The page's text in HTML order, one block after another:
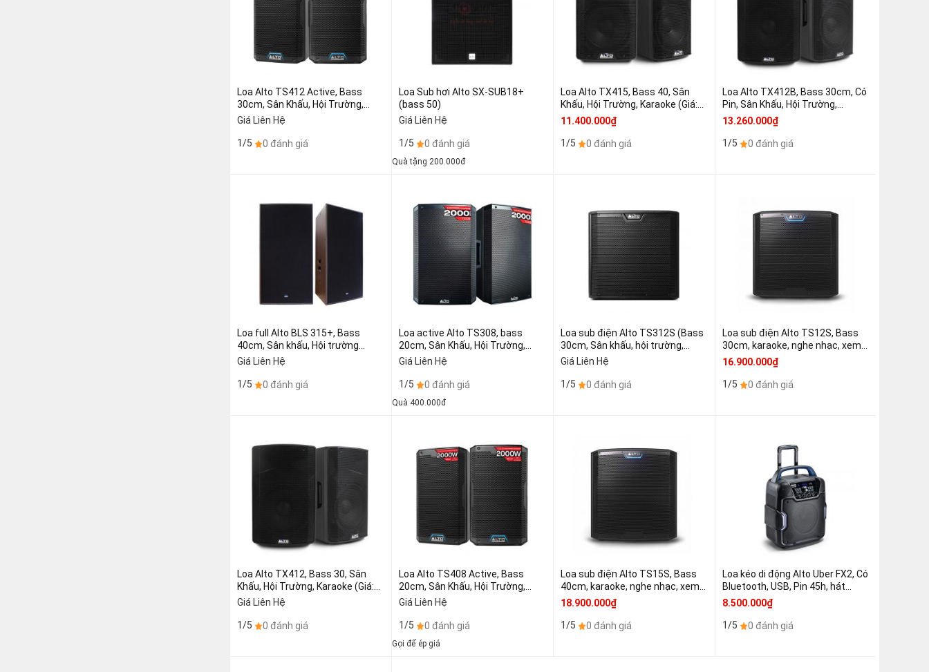
Loa Alto TS412 Active, Bass
30cm, Sân Khấu, Hội Trường,
Karaoke (giá:2 chiếc)
Giá Liên Hệ
1/5 0 đánh giá
Loa Sub hơi Alto SX-SUB18+
(bass 50)
Giá Liên Hệ
1/5 0 đánh giá
Quà tặng 200.000đ
Loa Alto TX415, Bass 40, Sân
Khấu, Hội Trường, Karaoke (Giá:1
chiếc)
11.400.000₫
1/5 0 đánh giá
Loa Alto TX412B, Bass 30cm, Có
Pin, Sân Khấu, Hội Trường,
Karaoke (Giá:1 chiếc)
13.260.000₫
1/5 0 đánh giá
Loa full Alto BLS 315+, Bass
40cm, Sân khấu, Hội trường
(giá:2 chiếc)
Giá Liên Hệ
1/5 0 đánh giá
Loa active Alto TS308, bass
20cm, Sân Khấu, Hội Trường,
Karaoke, Brand USA (giá:2 chiếc)
Giá Liên Hệ
1/5 0 đánh giá
Quà 400.000đ
Loa sub điện Alto TS312S (Bass
30cm, Sân khấu, hội trường,
karaoke (giá: 1 chiếc)
Giá Liên Hệ
1/5 0 đánh giá
Loa sub điện Alto TS12S, Bass
30cm, karaoke, nghe nhạc, xem
phim, (Giá 1 chiếc)
16.900.000₫
1/5 0 đánh giá
Loa Alto TX412, Bass 30, Sân
Khấu, Hội Trường, Karaoke (Giá:1
chiếc)
Giá Liên Hệ
1/5 0 đánh giá
Loa Alto TS408 Active, Bass
20cm, Sân Khấu, Hội Trường,
Karaoke (giá:2 chiếc)
Giá Liên Hệ
1/5 0 đánh giá
Gọi để ép giá
Loa sub điện Alto TS15S, Bass
40cm, karaoke, nghe nhạc, xem
phim, (Giá 1 chiếc)
18.900.000₫
1/5 0 đánh giá
Loa kéo di động Alto Uber FX2, Có
Bluetooth, USB, Pin 45h, hát
karaoke, Nghe nhạc ngoài trời, dã
ngoại (Giá 1 chiếc)
8.500.000₫
1/5 0 đánh giá